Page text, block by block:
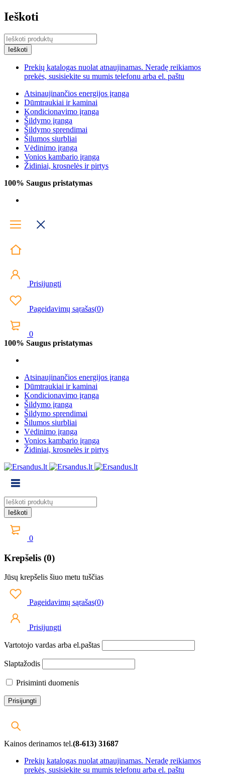
Ieškoti
Prekių katalogas nuolat atnaujinamas. Neradę reikiamos
prekės, susisiekite su mumis telefonu arba el. paštu
Atsinaujinančios energijos įranga
Dūmtraukiai ir kaminai
Kondicionavimo įranga
Šildymo įranga
Šildymo sprendimai
Šilumos siurbliai
Vėdinimo įranga
Vonios kambario įranga
Židiniai, krosnelės ir pirtys
100% Saugus pristatymas
Prisijungti
Pageidavimų sąrašas(0)
0
100% Saugus pristatymas
Atsinaujinančios energijos įranga
Dūmtraukiai ir kaminai
Kondicionavimo įranga
Šildymo įranga
Šildymo sprendimai
Šilumos siurbliai
Vėdinimo įranga
Vonios kambario įranga
Židiniai, krosnelės ir pirtys
0
Krepšelis (0)
Jūsų krepšelis šiuo metu tuščias
Pageidavimų sąrašas(0)
Prisijungti
Vartotojo vardas arba el.paštas
Slaptažodis
Prisiminti duomenis
Kainos derinamos tel.(8-613) 31687
Prekių katalogas nuolat atnaujinamas. Neradę reikiamos
prekės, susisiekite su mumis telefonu arba el. paštu